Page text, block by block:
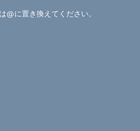
@に置き換えてください。